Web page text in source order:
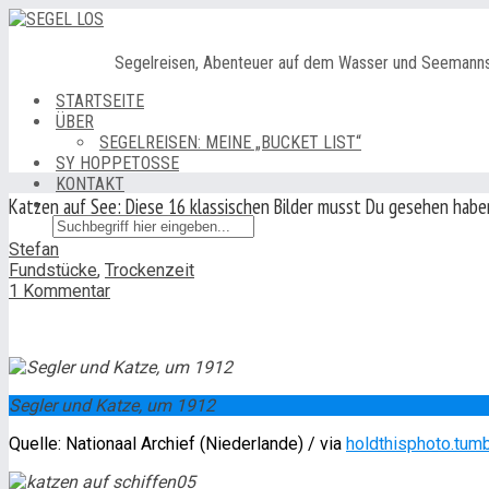
Segelreisen, Abenteuer auf dem Wasser und
STARTSEITE
ÜBER
SEGELREISEN: MEINE „BUCKET LIST“
SY HOPPETOSSE
KONTAKT
Katzen auf See: Diese 16 klassischen Bilder musst Du gesehen
Stefan
Fundstücke, Trockenzeit
1 Kommentar
Segler und Katze, um 1912
Quelle: Nationaal Archief (Niederlande) / via